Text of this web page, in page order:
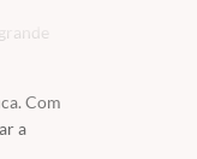
Com
a